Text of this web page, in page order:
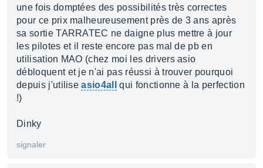
une fois domptées des possibilités très correctes
pour ce prix malheureusement près de 3 ans après
sa sortie TARRATEC ne daigne plus mettre à jour
les pilotes et il reste encore pas mal de pb en
utilisation MAO (chez moi les drivers asio
débloquent et je n'ai pas réussi à trouver pourquoi
depuis j'utiliseasio4all
qui fonctionne à la perfection
!)
Dinky
signaler